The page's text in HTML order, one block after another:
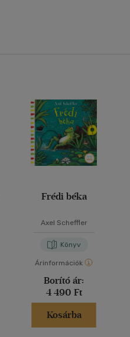
Frédi béka
Axel Scheffler
Könyv
Árinformációk
Borító ár:
4 490 Ft
Kosárba